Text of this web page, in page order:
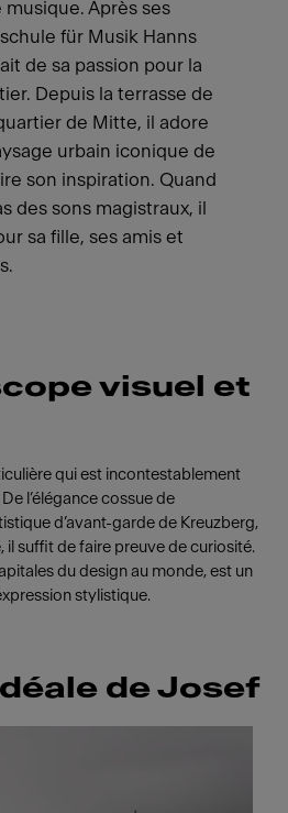
Après ses
für Musik Hanns
de sa passion pour la
Depuis la terrasse de
de Mitte, il adore
urbain iconique de
son inspiration. Quand
des sons magistraux, il
sa fille, ses amis et
visuel et
qui est incontestablement
l’élégance cossue de
d’avant-garde de Kreuzberg,
suffit de faire preuve de curiosité.
du design au monde, est un
stylistique.
de Josef